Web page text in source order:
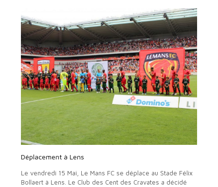
Déplacement à Lens
Le vendredi 15 Mai, Le Mans FC se déplace au Stade Félix
Bollaert à Lens. Le Club des Cent des Cravates a décidé